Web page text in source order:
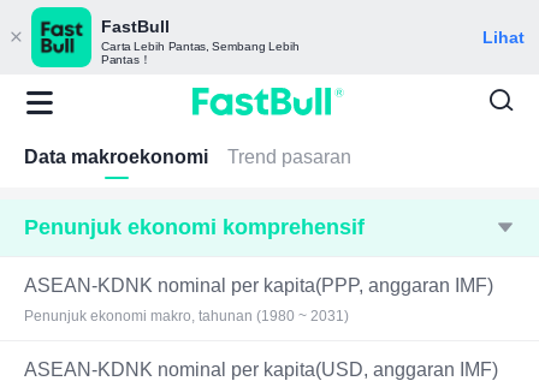
FastBull
Carta Lebih Pantas, Sembang Lebih
Pantas！
Lihat
Data makroekonomi Trend pasaran
Penunjuk ekonomi komprehensif
ASEAN-KDNK nominal per kapita(PPP, anggaran IMF)
Penunjuk ekonomi makro, tahunan (1980 ~ 2031)
ASEAN-KDNK nominal per kapita(USD, anggaran IMF)